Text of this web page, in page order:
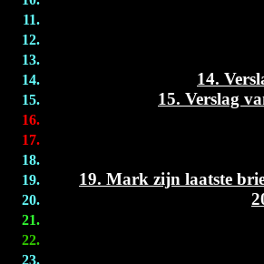
14.
15. Verslag
19. Mark zijn laatste